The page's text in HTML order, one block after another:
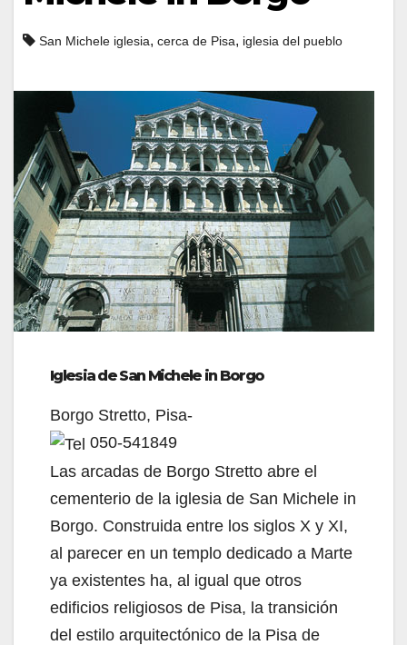
San Michele iglesia, cerca de Pisa, iglesia del pueblo
Iglesia de San Michele in Borgo
Borgo Stretto, Pisa-
050-541849
Las arcadas de Borgo Stretto abre el
cementerio de la iglesia de San Michele in
Borgo. Construida entre los siglos X y XI,
al parecer en un templo dedicado a Marte
ya existentes ha, al igual que otros
edificios religiosos de Pisa, la transición
del estilo arquitectónico de la Pisa de